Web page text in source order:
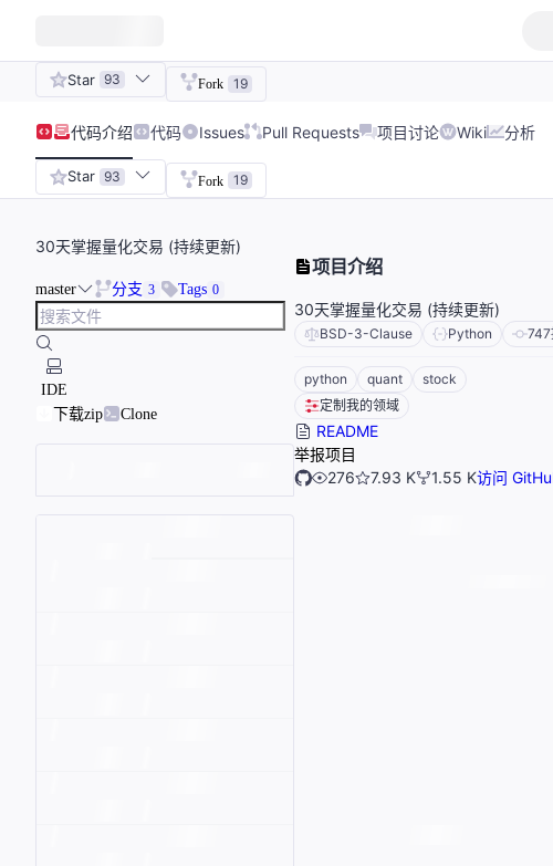
Star 93 Fork 19
代码介绍 代码 Issues Pull Requests 项目讨论 Wiki 分析
Star 93 Fork 19
30天掌握量化交易 (持续更新)
master 分支 3 Tags 0
IDE
下载zip
Clone
项目介绍
30天掌握量化交易 (持续更新)
BSD-3-Clause Python 747
python quant
stock
定制我的领域
README
举报项目
276
7.93 K 1.55 K访问